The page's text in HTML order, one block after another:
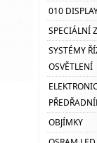
010
SPECIÁLNÍ
SYSTÉMY
OSVĚTLENÍ
OBJÍMKY